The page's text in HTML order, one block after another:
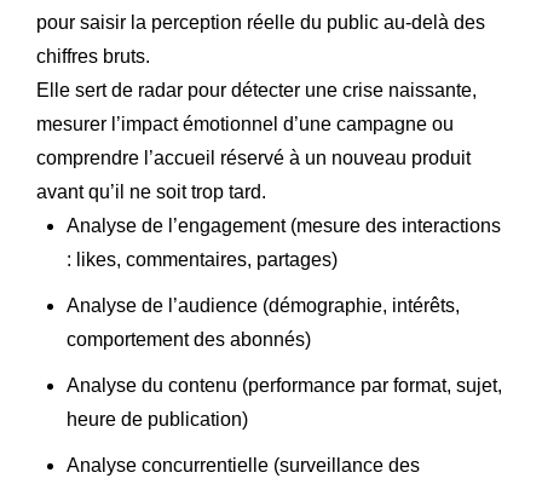
pour saisir la perception réelle du public au-delà des
chiffres bruts.
Elle sert de radar pour détecter une crise naissante,
mesurer l’impact émotionnel d’une campagne ou
comprendre l’accueil réservé à un nouveau produit
avant qu’il ne soit trop tard.
Analyse de l’engagement (mesure des interactions
: likes, commentaires, partages)
Analyse de l’audience (démographie, intérêts,
comportement des abonnés)
Analyse du contenu (performance par format, sujet,
heure de publication)
Analyse concurrentielle (surveillance des